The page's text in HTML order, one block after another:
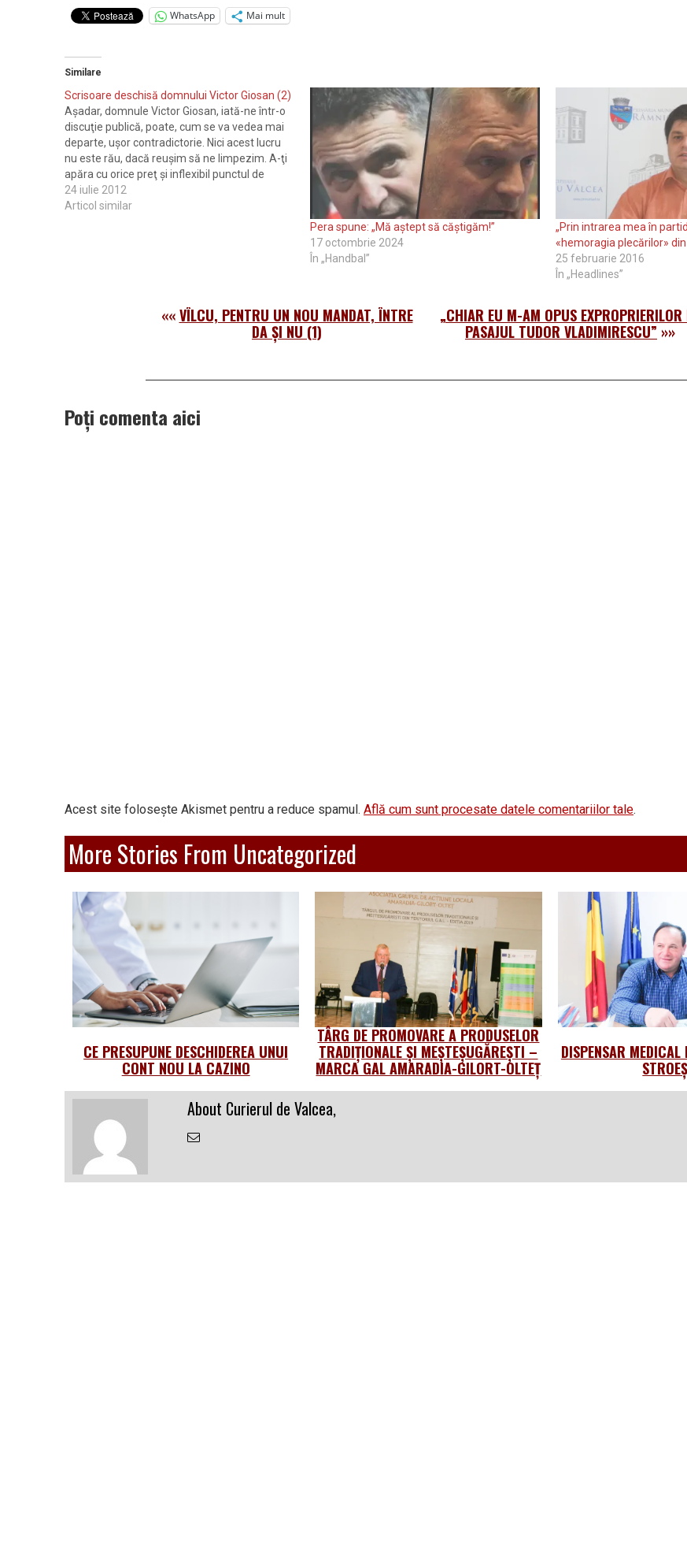
WhatsApp
Mai mult
Similare
Scrisoare deschisă domnului Victor Giosan (2)
Aşadar, domnule Victor Giosan, iată-ne într-o
discuţie publică, poate, cum se va vedea mai
departe, uşor contradictorie. Nici acest lucru
nu este rău, dacă reuşim să ne limpezim. A-ţi
apăra cu orice preţ şi inflexibil punctul de
vedere nu înseamnă neapărat atrofierea
percepţiilor, ci mai degrabă un semn al
24 iulie 2012
Articol similar
Pera spune: „Mă aștept să căștigăm!”
17 octombrie 2024
În „Handbal”
„Prin intrarea mea în
«hemoragia plecărilor» din
25 februarie 2016
În „Headlines”
««VÎLCU, PENTRU UN NOU MANDAT, ÎNTRE
DA ȘI NU (1)
„CHIAR EU M-AM OPUS EXPROPRIERILOR
PASAJUL TUDOR VLADIMIRESCU” »»
Poți comenta aici
Acest site folosește Akismet pentru a reduce spamul. Află cum sunt procesate datele comentariilor tale.
More Stories From Uncategorized
CE PRESUPUNE DESCHIDEREA UNUI
CONT NOU LA CAZINO
TÂRG DE PROMOVARE A PRODUSELOR
TRADIȚIONALE ȘI MEȘTEȘUGĂREȘTI –
MARCA GAL AMARADIA-GILORT-OLTEȚ
DISPENSAR
About Curierul de Valcea,
Email